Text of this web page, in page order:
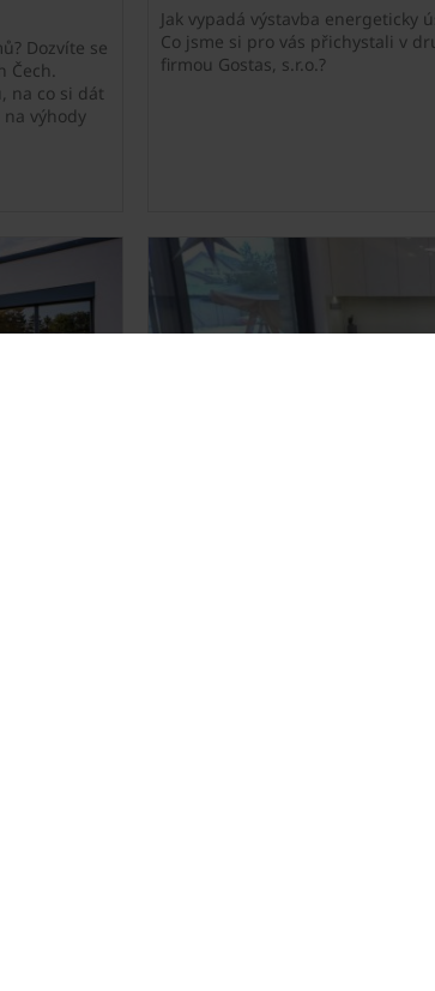
Dozvíte se
Čech.
na co si dát
výhody
Jak vypadá výstavba energeticky
Co jsme si pro vás přichystali v
firmou Gostas, s.r.o.?